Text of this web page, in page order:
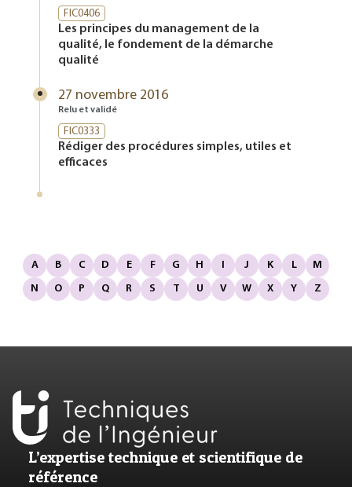
FIC0406
Les principes du management de la
qualité, le fondement de la démarche
qualité
27 novembre 2016
Relu et validé
FIC0333
Rédiger des procédures simples, utiles et
efficaces
A B C D E F G H I J K L
M
N
O P Q R S T U V W X Y Z
L’expertise technique et scientifique de
référence